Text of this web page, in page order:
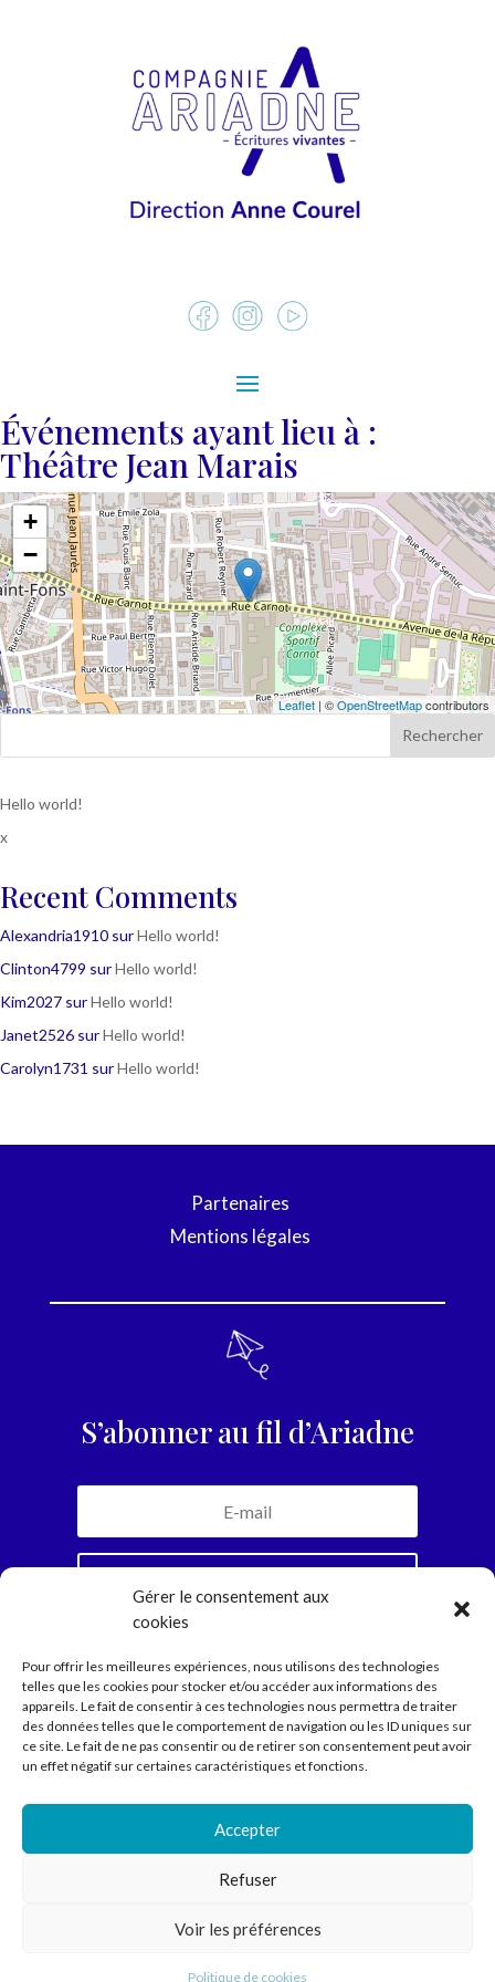
Gérer le consentement aux
cookies
Pour offrir les meilleures expériences, nous utilisons des technologies
telles que les cookies pour stocker et/ou accéder aux informations des
appareils. Le fait de consentir à ces technologies nous permettra de traiter
des données telles que le comportement de navigation ou les ID uniques sur
ce site. Le fait de ne pas consentir ou de retirer son consentement peut avoir
un effet négatif sur certaines caractéristiques et fonctions.
Accepter
Refuser
Voir les préférences
Politique de cookies
Événements ayant lieu à :
Théâtre Jean Marais
+
−
Leaflet | ©OpenStreetMapcontributors
Rechercher
Hello world!
x
Recent Comments
Alexandria1910 surHello world!
Clinton4799 surHello world!
Kim2027 surHello world!
Janet2526 surHello world!
Carolyn1731 surHello world!
Partenaires
Mentions légales
S’abonner au fil d’Ariadne
mensuelle et jamais plus. Parole d’Ariadne.
Compagnie
Spectacles
Ecritures
Médiation
Agenda
Contact
Compagnie Ariadne © 2022 // Direction Anne Courel • 66